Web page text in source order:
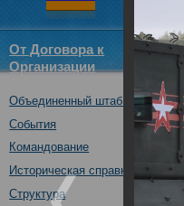
От Договора к
Организации
Объединенный штаб ОДКБ
События
Командование
Историческая справка
Структура